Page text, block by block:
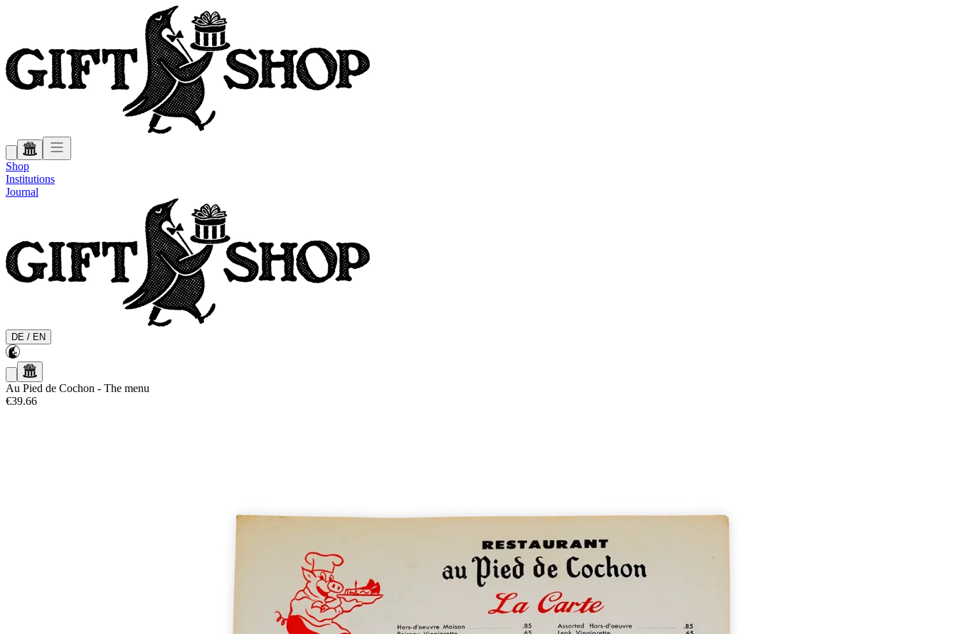
Shop
Institutions
Journal
DE / EN
Au Pied de Cochon - The menu
€39.66